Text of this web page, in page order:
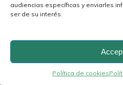
audiencias específicas y enviarles
ser de su interés.
Política de cookies